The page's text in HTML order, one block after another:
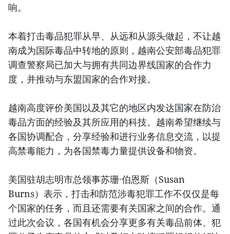
响。
本着打击毒品犯罪从早、从远和从源头做起，不让越
南成为国际毒品中转地的原则，越南公安部毒品犯罪
调查警察局已加大与拥有共同边界线国家的合作力
度，并推动与东盟国家的合作对接。
越南高度评价美国以及其它的地区内发达国家在防治
毒品方面的经验及其所应用的科技。越南希望继续与
各国协调配合，分享经验和进行业务信息交流，以提
高禁毒能力，为各国禁毒力量提供设备和物资。
美国驻胡志明市总领事苏珊·伯恩斯（Susan
Burns）表示，打击和防范涉毒犯罪工作不仅仅是每
个国家的任务，而且还需要有关国家之间的合作。通
过此次会议，各国有机会分享更多有关毒品前体、犯